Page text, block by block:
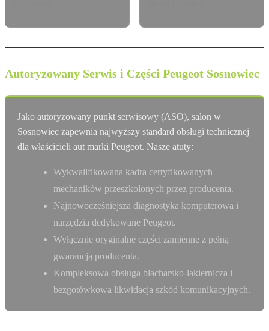
Autoryzowany Serwis i Części Peugeot Sosnowiec
Jako autoryzowany punkt serwisowy (ASO), salon w
Sosnowiec zapewnia najwyższy standard obsługi technicznej
dla właścicieli aut marki Peugeot. Nasze atuty:
Wykwalifikowana kadra certyfikowanych
mechaników przeszkolonych przez producenta.
Najnowocześniejsza diagnostyka komputerowa i
narzędzia dedykowane Peugeot.
Wyłącznie oryginalne części zamienne z pełną
gwarancją producenta.
Kompleksowa obsługa blacharsko-lakiernicza i
bezgotówkowa likwidacja szkód komunikacyjnych.